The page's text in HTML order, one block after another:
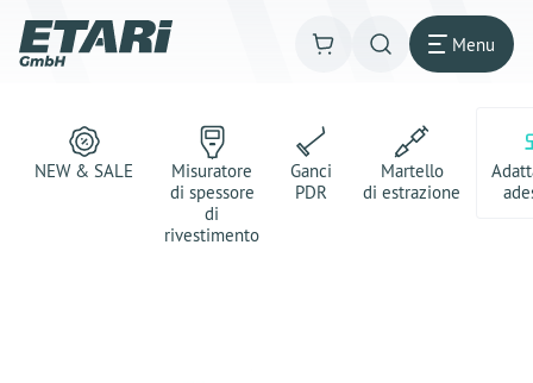
Menu
NEW & SALE
Misuratore
di spessore
di
rivestimento
Ganci
PDR
Martello
di estrazione